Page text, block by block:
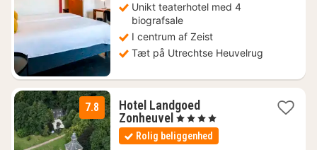
Unikt teaterhotel med 4
biografsale
I centrum af Zeist
Tæt på Utrechtse Heuvelrug
7.8
Hotel Landgoed
Zonheuvel 1
nat
fra
, 4 Stjerner
Rolig beliggenhed